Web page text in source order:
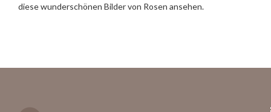
diese wunderschönen Bilder von Rosen ansehen.